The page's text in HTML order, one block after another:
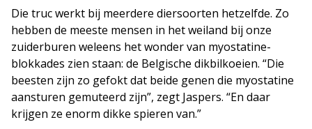
Die truc werkt bij meerdere diersoorten hetzelfde. Zo
hebben de meeste mensen in het weiland bij onze
zuiderburen weleens het wonder van myostatine-
blokkades zien staan: de Belgische dikbilkoeien. “Die
beesten zijn zo gefokt dat beide genen die myostatine
aansturen gemuteerd zijn”, zegt Jaspers. “En daar
krijgen ze enorm dikke spieren van.”